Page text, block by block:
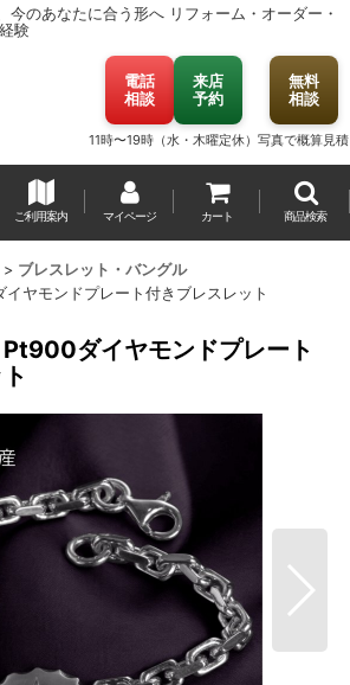
今のあなたに合う形へ リフォーム・オーダー・
験
電話
相談
来店
予約
11時〜19時（水・木曜定休）
無料
相談
写真で概算見積
ご利用案内 マイページ カート 商品検索
> ブレスレット・バングル
イヤモンドプレート付きブレスレット
Pt900ダイヤモンドプレート